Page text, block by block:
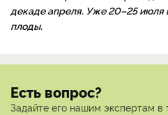
декаде апреля. Уже 20–25 июля
плоды.
Есть вопрос?
Задайте его нашим экспертам в